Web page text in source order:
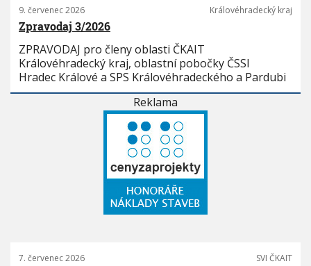
9. červenec 2026 Královéhradecký kraj
Zpravodaj 3/2026
ZPRAVODAJ pro členy oblasti ČKAIT
Královéhradecký kraj, oblastní pobočky ČSSI
Hradec Králové a SPS Královéhradeckého a Pardubi
Reklama
7. červenec 2026 SVI ČKAIT